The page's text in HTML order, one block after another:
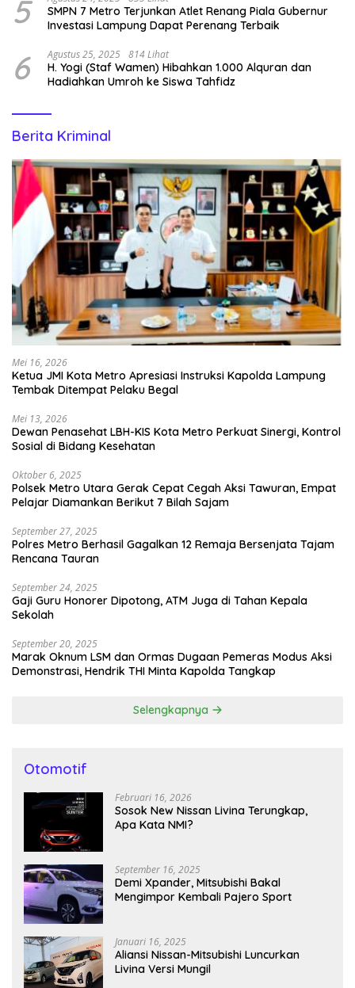
5
SMPN 7 Metro Terjunkan Atlet Renang Piala Gubernur
Investasi Lampung Dapat Perenang Terbaik
6 Agustus 25, 2025 814 Lihat
H. Yogi (Staf Wamen) Hibahkan 1.000 Alquran dan
Hadiahkan Umroh ke Siswa Tahfidz
Berita Kriminal
Mei 16, 2026
Ketua JMI Kota Metro Apresiasi Instruksi Kapolda Lampung
Tembak Ditempat Pelaku Begal
Mei 13, 2026
Dewan Penasehat LBH-KIS Kota Metro Perkuat Sinergi, Kontrol
Sosial di Bidang Kesehatan
Oktober 6, 2025
Polsek Metro Utara Gerak Cepat Cegah Aksi Tawuran, Empat
Pelajar Diamankan Berikut 7 Bilah Sajam
September 27, 2025
Polres Metro Berhasil Gagalkan 12 Remaja Bersenjata Tajam
Rencana Tauran
September 24, 2025
Gaji Guru Honorer Dipotong, ATM Juga di Tahan Kepala
Sekolah
September 20, 2025
Marak Oknum LSM dan Ormas Dugaan Pemeras Modus Aksi
Demonstrasi, Hendrik THI Minta Kapolda Tangkap
Selengkapnya
Otomotif
Februari 16, 2026
Sosok New Nissan Livina Terungkap,
Apa Kata NMI?
September 16, 2025
Demi Xpander, Mitsubishi Bakal
Mengimpor Kembali Pajero Sport
Januari 16, 2025
Aliansi Nissan-Mitsubishi Luncurkan
Livina Versi Mungil